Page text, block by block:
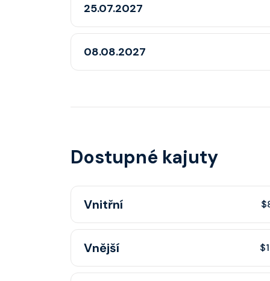
25.07.2027
08.08.2027
Dostupné kajuty
Vnitřní
Vnitřní kajuta poskytuje pohovku, fén,
sprchou, šatnu, nastavitelnou klimatizaci,
telefon, noční stolky, trezor.
Vnější